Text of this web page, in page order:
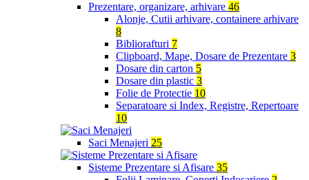
Prezentare, organizare, arhivare 46
Alonje, Cutii arhivare, containere arhivare
8
Bibliorafturi 7
Clipboard, Mape, Dosare de Prezentare 3
Dosare din carton 5
Dosare din plastic 3
Folie de Protectie 10
Separatoare si Index, Registre, Repertoare
10
Saci Menajeri 25
Sisteme Prezentare si Afisare 35